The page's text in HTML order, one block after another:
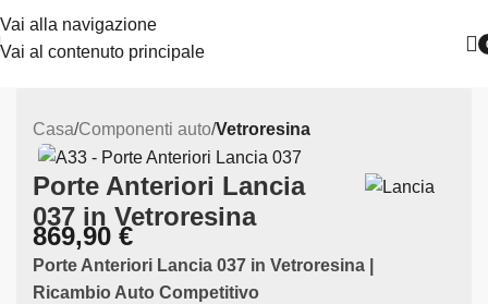
Vai alla navigazione
Vai al contenuto principale
Casa Componenti auto Vetroresina
Porte Anteriori Lancia
037 in Vetroresina
869,90 €
Porte Anteriori Lancia 037 in Vetroresina |
Ricambio Auto Competitivo